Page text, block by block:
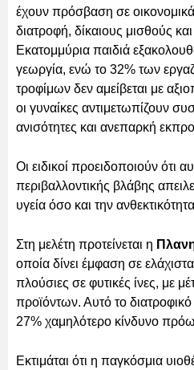
έχουν πρόσβαση σε οικονομικά
διατροφή, δίκαιους μισθούς
Εκατομμύρια παιδιά
γεωργία, ενώ το 32% των
τροφίμων δεν αμείβεται με
οι γυναίκες αντιμετωπίζουν
ανισότητες και ανεπαρκή
Οι ειδικοί προειδοποιούν ότι
περιβαλλοντικής βλάβης
υγεία όσο και την
Στη μελέτη προτείνεται η
οποία δίνει έμφαση σε
πλούσιες σε φυτικές ίνες, με
προϊόντων. Αυτό το
27% χαμηλότερο κίνδυνο
Εκτιμάται ότι η παγκόσμια